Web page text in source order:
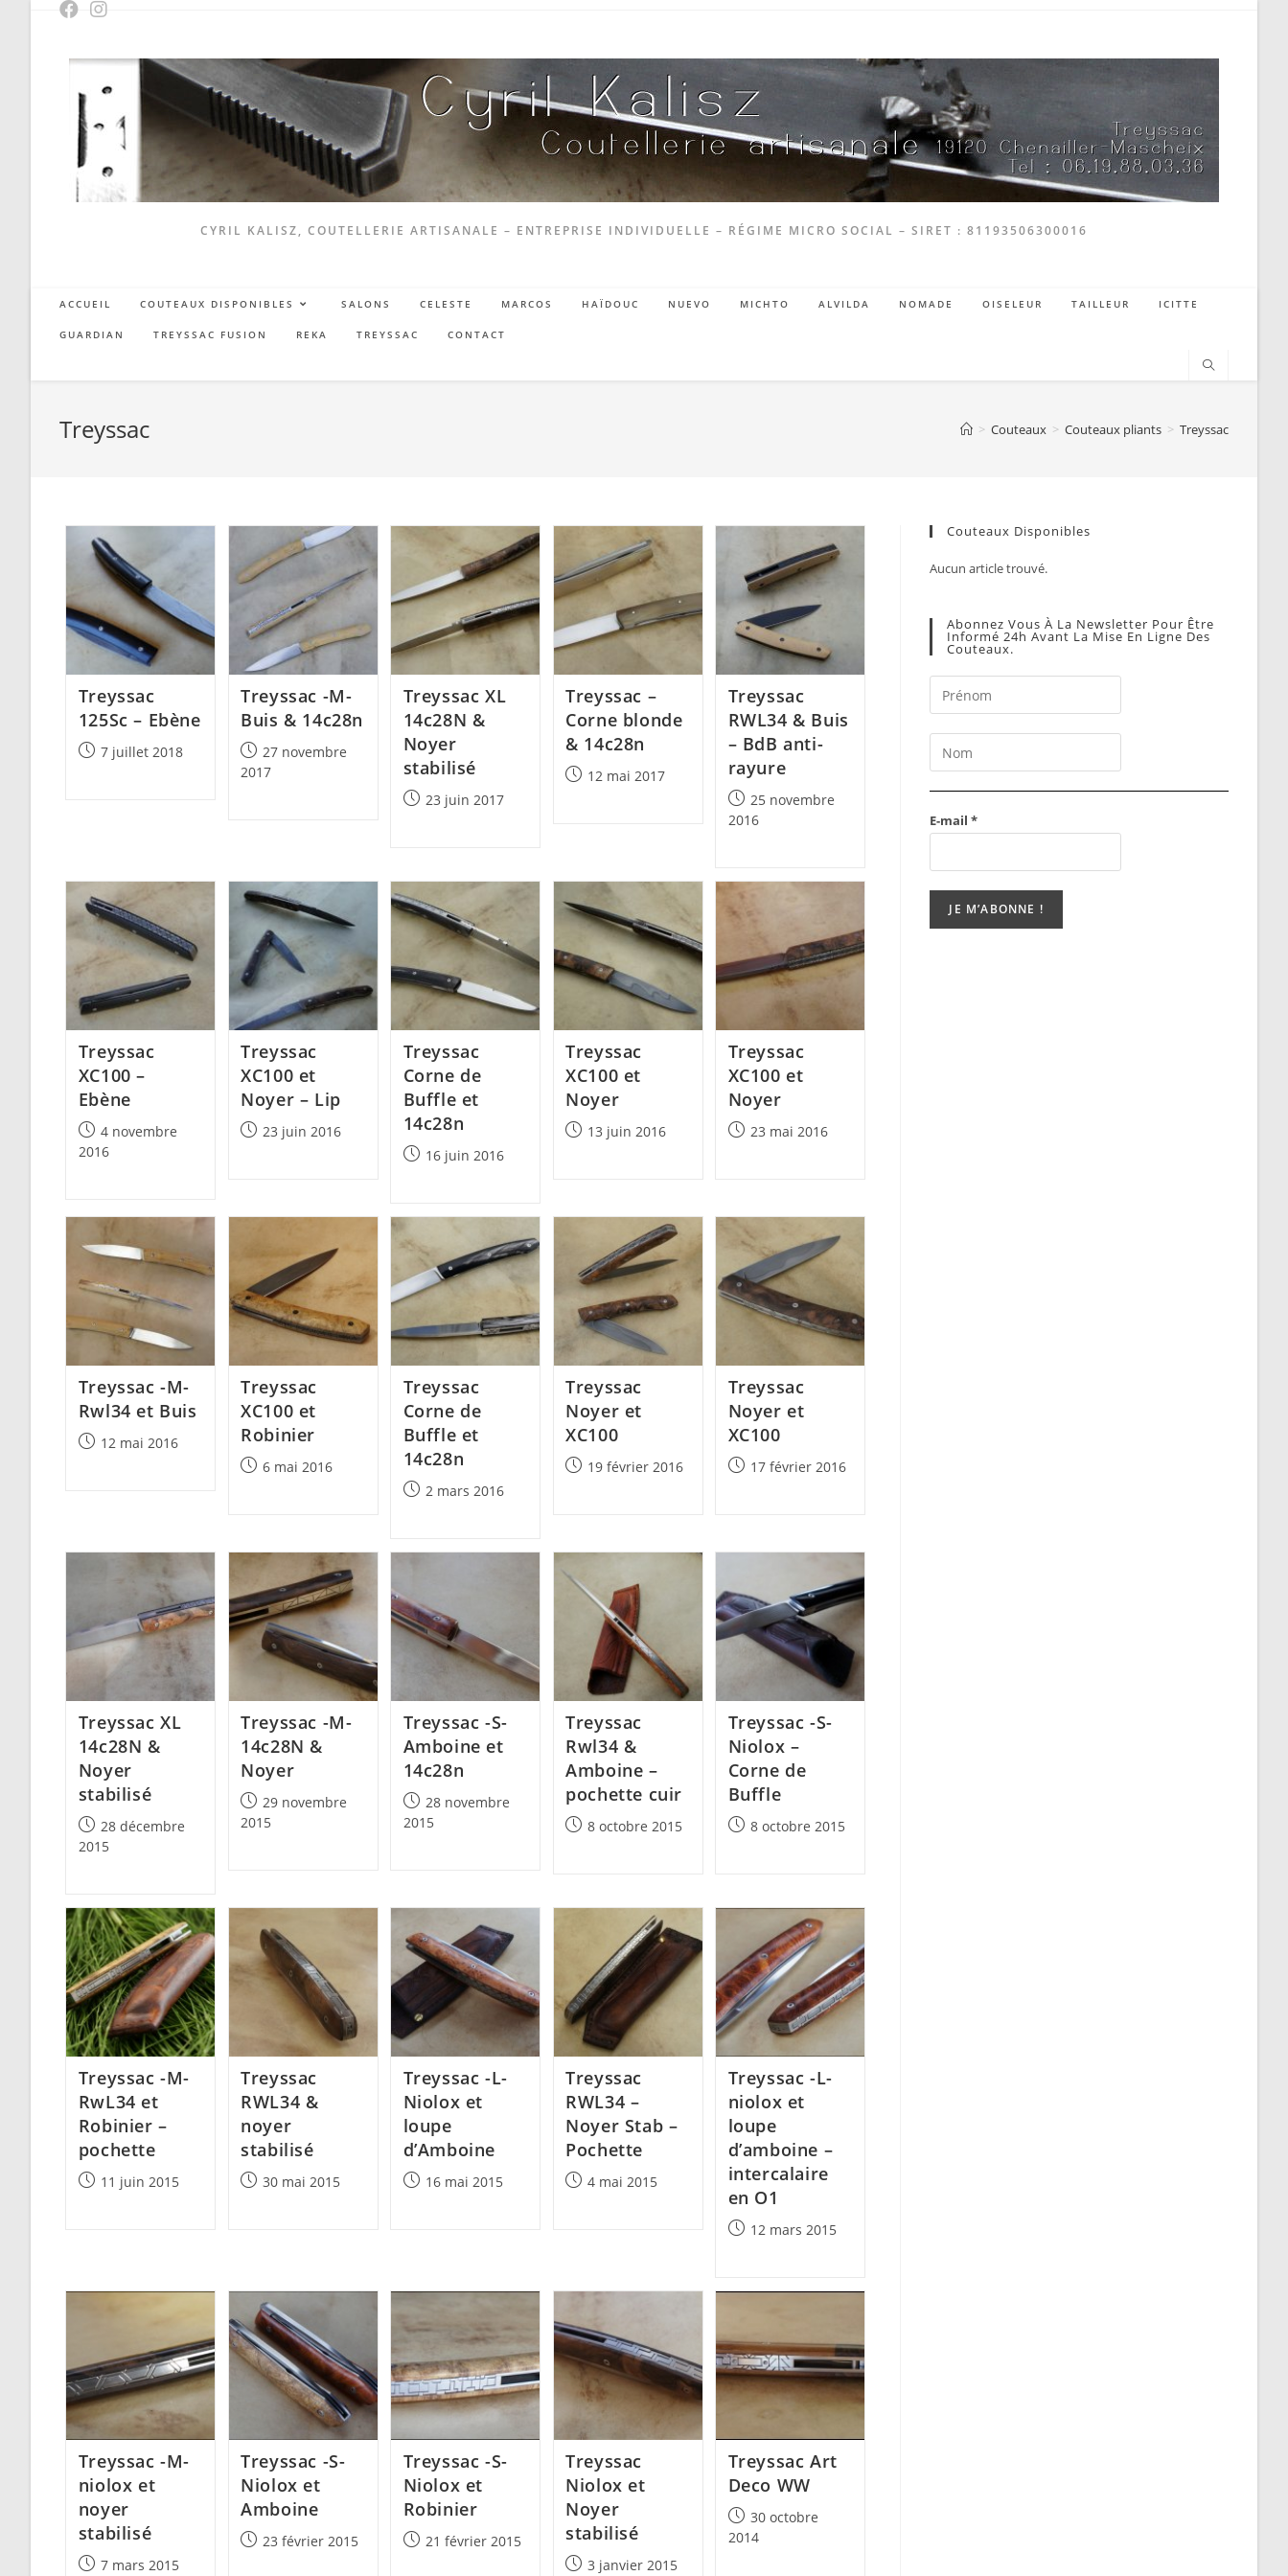
CYRIL KALISZ, COUTELLERIE ARTISANALE – ENTREPRISE INDIVIDUELLE – RÉGIME MICRO SOCIAL – SIRET : 81193506300016
ACCUEIL COUTEAUX DISPONIBLES SALONS CELESTE MARCOS HAÏDOUC NUEVO MICHTO ALVILDA NOMADE OISELEUR TAILLEUR ICITTE
GUARDIAN TREYSSAC FUSION REKA TREYSSAC CONTACT
Treyssac > Couteaux > Couteaux pliants > Treyssac
Treyssac
125Sc – Ebène
Post7 juillet 2018
Treyssac -M-
Buis & 14c28n
Post
published:
27 novembre
2017
Treyssac XL
14c28N &
Noyer
stabilisé
Post23 juin 2017
Treyssac –
Corne blonde
& 14c28n
Post12 mai 2017
Treyssac
RWL34 & Buis
– BdB anti-
rayure
Post
published:
25 novembre
2016
Treyssac
XC100 –
Ebène
Post
published:
4 novembre
2016
Treyssac
XC100 et
Noyer – Lip
Post23 juin 2016
Treyssac
Corne de
Buffle et
14c28n
Post16 juin 2016
Treyssac
XC100 et
Noyer
Post13 juin 2016
Treyssac
XC100 et
Noyer
Post23 mai 2016
Treyssac -M-
Rwl34 et Buis
Post12 mai 2016
Treyssac
XC100 et
Robinier
Post6 mai 2016
Treyssac
Corne de
Buffle et
14c28n
Post2 mars 2016
Treyssac
Noyer et
XC100
Post19 février 2016
Treyssac
Noyer et
XC100
Post17 février 2016
Treyssac XL
14c28N &
Noyer
stabilisé
Post
published:
28 décembre
2015
Treyssac -M-
14c28N &
Noyer
Post
published:
29 novembre
2015
Treyssac -S-
Amboine et
14c28n
Post
published:
28 novembre
2015
Treyssac
Rwl34 &
Amboine –
pochette cuir
Post8 octobre 2015
Treyssac -S-
Niolox –
Corne de
Buffle
Post8 octobre 2015
Treyssac -M-
RwL34 et
Robinier –
pochette
Post11 juin 2015
Treyssac
RWL34 &
noyer
stabilisé
Post30 mai 2015
Treyssac -L-
Niolox et
loupe
d’Amboine
Post16 mai 2015
Treyssac
RWL34 –
Noyer Stab –
Pochette
Post4 mai 2015
Treyssac -L-
niolox et
loupe
d’amboine –
intercalaire
en O1
Post12 mars 2015
Treyssac -M-
niolox et
noyer
stabilisé
Post7 mars 2015
Treyssac -S-
Niolox et
Amboine
Post23 février 2015
Treyssac -S-
Niolox et
Robinier
Post21 février 2015
Treyssac
Niolox et
Noyer
stabilisé
Post3 janvier 2015
Treyssac Art
Deco WW
Post
published:
30 octobre
2014
Couteaux Disponibles
Aucun article trouvé.
Abonnez Vous À La Newsletter Pour Être
Informé 24h Avant La Mise En Ligne Des
Couteaux.
E-mail*